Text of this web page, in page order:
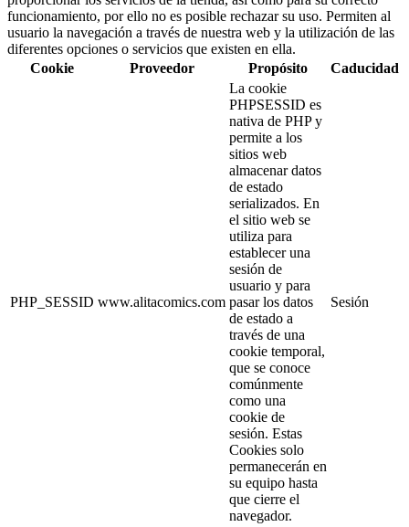
funcionamiento, por ello no es posible rechazar su uso. Permiten al
usuario la navegación a través de nuestra web y la utilización de las
diferentes opciones o servicios que existen en ella.
Cookie
Proveedor Propósito Caducidad
PHP_SESSID www.alitacomics.com
La cookie
PHPSESSID es
nativa de PHP y
permite a los
sitios web
almacenar datos
de estado
serializados. En
el sitio web se
utiliza para
establecer una
sesión de
usuario y para
pasar los datos
de estado a
través de una
cookie temporal,
que se conoce
comúnmente
como una
cookie de
sesión. Estas
Cookies solo
permanecerán en
su equipo hasta
que cierre el
navegador.
Sesión